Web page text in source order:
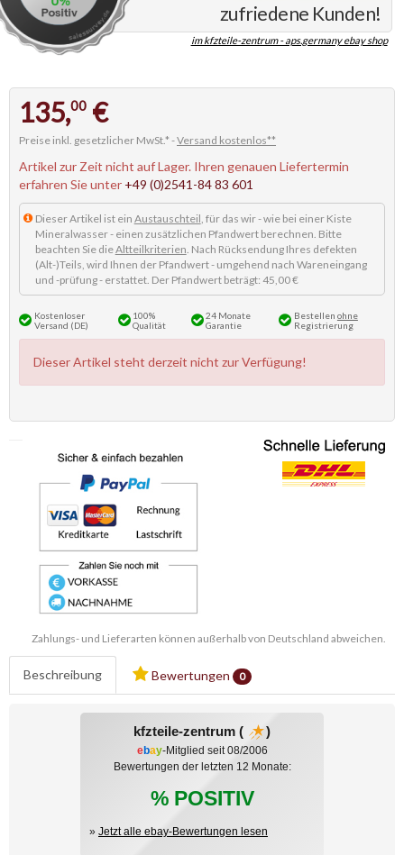
zufriedene Kunden!
im kfzteile-zentrum - aps.germany ebay shop
135,00 €
Preise inkl. gesetzlicher MwSt.* -Versand kostenlos**
Artikel zur Zeit nicht auf Lager. Ihren genauen Liefertermin
erfahren Sie unter +49 (0)2541-84 83 601
Dieser Artikel ist ein Austauschteil, für das wir - wie bei einer Kiste
Mineralwasser - einen zusätzlichen Pfandwert berechnen. Bitte
beachten Sie dieAltteilkriterien. Nach Rücksendung Ihres defekten
(Alt-)Teils, wird Ihnen der Pfandwert - umgehend nach Wareneingang
und -prüfung - erstattet. Der Pfandwert beträgt: 45,00 €
Kostenloser
Versand (DE)
100%
Qualität
24 Monate
Garantie
Bestellen ohne
Registrierung
Dieser Artikel steht derzeit nicht zur Verfügung!
Zahlungs- und Lieferarten können außerhalb von Deutschland abweichen.
Beschreibung Bewertungen 0
kfzteile-zentrum ( )
ebay-Mitglied seit 08/2006
Bewertungen der letzten 12 Monate:
% POSITIV
» Jetzt alle ebay-Bewertungen lesen